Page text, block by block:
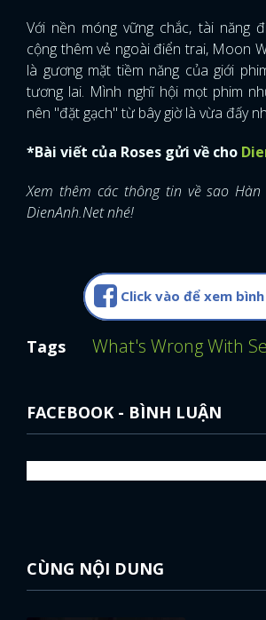
Với nền móng vững chắc, tài năng
cộng thêm vẻ ngoài điển trai, Moon
là gương mặt tiềm năng của giới
tương lai. Mình nghĩ hội mọt phim
nên "đặt gạch" từ bây giờ là vừa đấy
*Bài viết của Roses gửi về cho
Xem thêm các thông tin về sao
DienAnh.Net nhé!
Click vào để xem
Tags What's Wrong With
FACEBOOK - BÌNH LUẬN
CÙNG NỘI DUNG